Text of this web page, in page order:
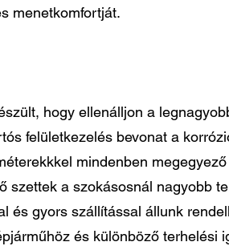
menetkomfortját.
hogy ellenálljon a
felületkezelés bevonat a
mindenben
szettek a szokásosnál nagyobb
és gyors szállítással állunk
és különböző terhelési